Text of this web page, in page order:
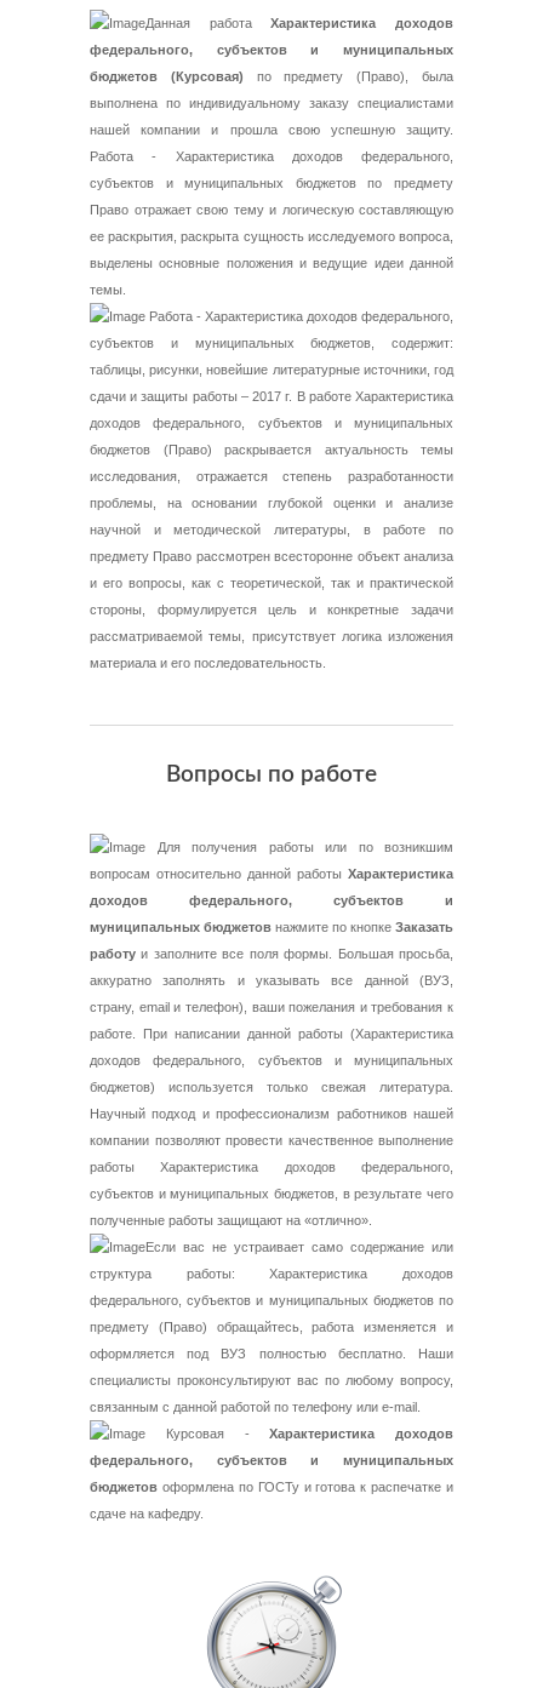
Данная работаХарактеристика доходов
федерального, субъектов и муниципальных
бюджетов (Курсовая) по предмету (Право), была
выполнена по индивидуальному заказу специалистами
нашей компании и прошла свою успешную защиту.
Работа - Характеристика доходов федерального,
субъектов и муниципальных бюджетов по предмету
Право отражает свою тему и логическую составляющую
ее раскрытия, раскрыта сущность исследуемого вопроса,
выделены основные положения и ведущие идеи данной
темы.
Работа - Характеристика доходов федерального,
субъектов и муниципальных бюджетов, содержит:
таблицы, рисунки, новейшие литературные источники, год
сдачи и защиты работы – 2017 г. В работе Характеристика
доходов федерального, субъектов и муниципальных
бюджетов (Право) раскрывается актуальность темы
исследования, отражается степень разработанности
проблемы, на основании глубокой оценки и анализе
научной и методической литературы, в работе по
предмету Право рассмотрен всесторонне объект анализа
и его вопросы, как с теоретической, так и практической
стороны, формулируется цель и конкретные задачи
рассматриваемой темы, присутствует логика изложения
материала и его последовательность.
Вопросы по работе
Для получения работы или по возникшим
вопросам относительно данной работы Характеристика
доходов федерального, субъектов и
муниципальных бюджетов нажмите по кнопке Заказать
работу и заполните все поля формы. Большая просьба,
аккуратно заполнять и указывать все данной (ВУЗ,
страну, email и телефон), ваши пожелания и требования к
работе. При написании данной работы (Характеристика
доходов федерального, субъектов и муниципальных
бюджетов) используется только свежая литература.
Научный подход и профессионализм работников нашей
компании позволяют провести качественное выполнение
работы Характеристика доходов федерального,
субъектов и муниципальных бюджетов, в результате чего
полученные работы защищают на «отлично».
Если вас не устраивает само содержание или
структура работы: Характеристика доходов
федерального, субъектов и муниципальных бюджетов по
предмету (Право) обращайтесь, работа изменяется и
оформляется под ВУЗ полностью бесплатно. Наши
специалисты проконсультируют вас по любому вопросу,
связанным с данной работой по телефону или e-mail.
Курсовая -Характеристика доходов
федерального, субъектов и муниципальных
бюджетов оформлена по ГОСТу и готова к распечатке и
сдаче на кафедру.